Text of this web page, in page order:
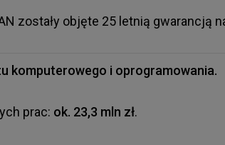
zostały objęte 25 letnią gwarancją
komputerowego i oprogramowania.
prac: ok. 23,3 mln zł.